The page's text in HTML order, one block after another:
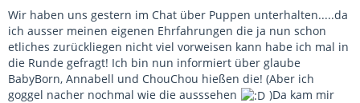
Wir haben uns gestern im Chat über Puppen unterhalten.....da
ich ausser meinen eigenen Ehrfahrungen die ja nun schon
etliches zurückliegen nicht viel vorweisen kann habe ich mal in
die Runde gefragt! Ich bin nun informiert über glaube
BabyBorn, Annabell und ChouChou hießen die! (Aber ich
goggel nacher nochmal wie die ausssehen
)Da kam mir